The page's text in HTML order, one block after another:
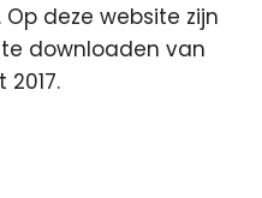
Op deze website zijn
downloaden van